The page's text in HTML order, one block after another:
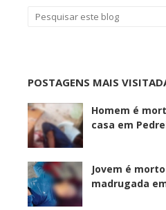
POSTAGENS MAIS
Homem é
casa em
Jovem é
madrugada